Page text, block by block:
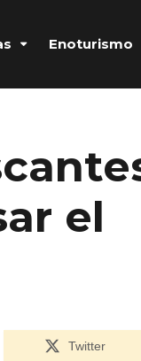
Enoturismo
el
Twitter
Login Lockdown